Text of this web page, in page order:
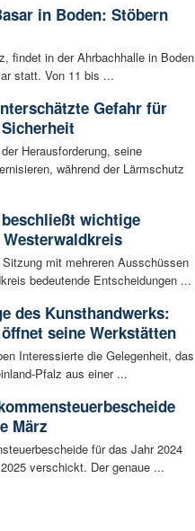
in Boden: Stöbern
findet in der Ahrbachhalle in Boden
statt. Von 11 bis ...
Gefahr für
Herausforderung, seine
während der Lärmschutz
wichtige
mit mehreren Ausschüssen
bedeutende Entscheidungen ...
des Kunsthandwerks:
seine Werkstätten
Interessierte die Gelegenheit, das
Pfalz aus einer ...
März
für das Jahr 2024
verschickt. Der genaue ...